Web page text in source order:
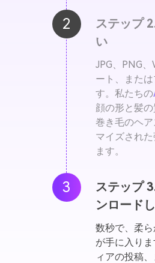
2
ステップ
い
JPG、PNG
ート、また
す。私たちの
顔の形と髪
巻き毛のヘ
マイズされ
ます。
3
ステップ
ンロード
数秒で、柔
が手に入り
ィアの投稿